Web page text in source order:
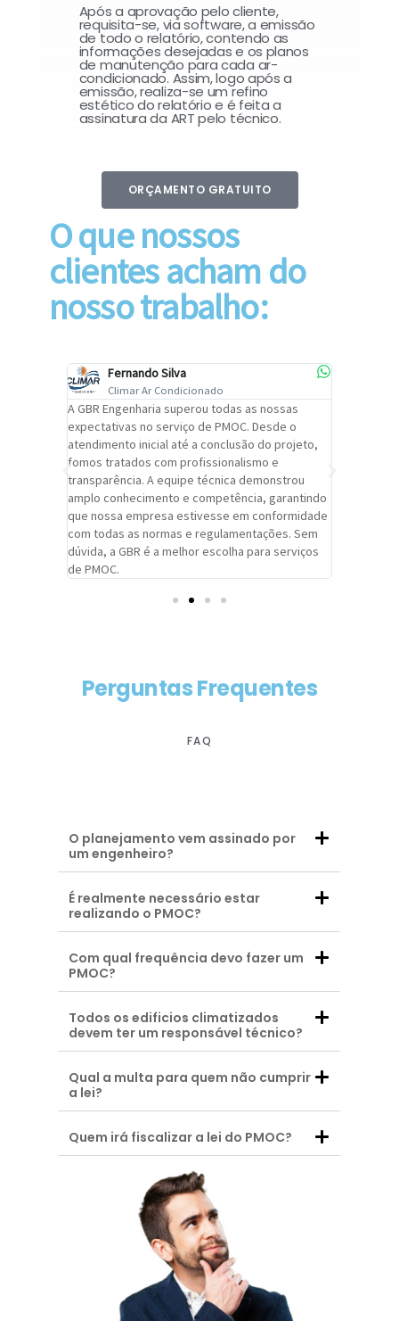
Após a aprovação pelo cliente,
requisita-se, via software, a emissão
de todo o relatório, contendo as
informações desejadas e os planos
de manutenção para cada ar-
condicionado. Assim, logo após a
emissão, realiza-se um refino
estético do relatório e é feita a
assinatura da ART pelo técnico.
ORÇAMENTO GRATUITO
O que nossos
clientes acham do
nosso trabalho:
Fernando Silva
Climar Ar Condicionado
A GBR Engenharia superou todas as nossas
expectativas no serviço de PMOC. Desde o
atendimento inicial até a conclusão do projeto,
fomos tratados com profissionalismo e
transparência. A equipe técnica demonstrou
amplo conhecimento e competência, garantindo
que nossa empresa estivesse em conformidade
com todas as normas e regulamentações. Sem
dúvida, a GBR é a melhor escolha para serviços
de PMOC.
Perguntas Frequentes
FAQ
O planejamento vem assinado por
um engenheiro?
É realmente necessário estar
realizando o PMOC?
Com qual frequência devo fazer um
PMOC?
Todos os edificios climatizados
devem ter um responsável técnico?
Qual a multa para quem não cumprir
a lei?
Quem irá fiscalizar a lei do PMOC?